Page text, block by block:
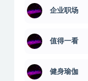
企业职场
值得一看
健身瑜伽